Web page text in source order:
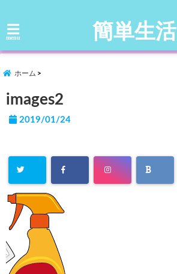
menu 簡単生活
ホーム
images2
2019/01/24